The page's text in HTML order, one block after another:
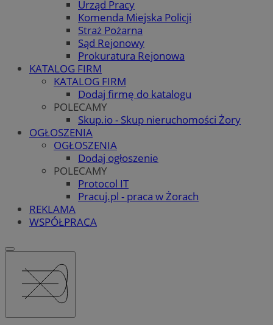
Urząd Pracy
Komenda Miejska Policji
Straż Pożarna
Sąd Rejonowy
Prokuratura Rejonowa
KATALOG FIRM
KATALOG FIRM
Dodaj firmę do katalogu
POLECAMY
Skup.io - Skup nieruchomości Żory
OGŁOSZENIA
OGŁOSZENIA
Dodaj ogłoszenie
POLECAMY
Protocol IT
Pracuj.pl - praca w Żorach
REKLAMA
WSPÓŁPRACA